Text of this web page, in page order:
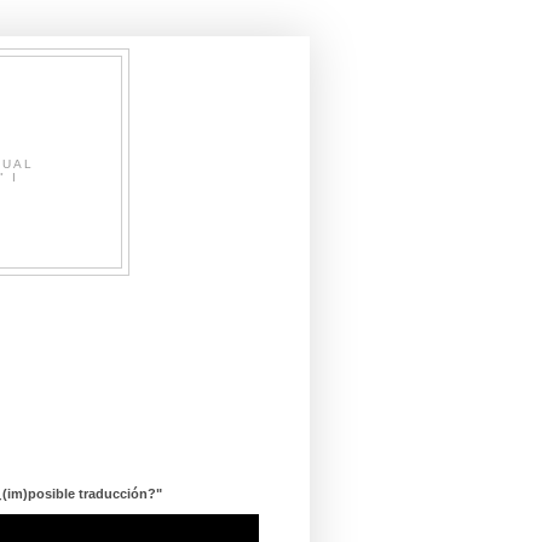
I
traducción?"